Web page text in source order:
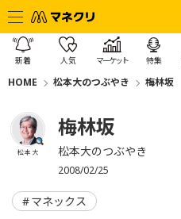
新着 人気 マーケット 特集
HOME 松本大のつぶやき 梅林坂
松本 大
梅林坂
松本大のつぶやき
2008/02/25
マネックス